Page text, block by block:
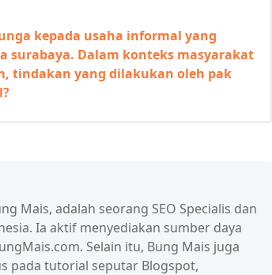
kepada usaha informal yang
surabaya. Dalam konteks masyarakat
tindakan yang dilakukan oleh pak
Mais, adalah seorang SEO Specialis dan
Ia aktif menyediakan sumber daya
Selain itu, Bung Mais juga
pada tutorial seputar Blogspot,